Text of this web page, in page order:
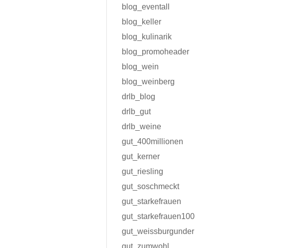
blog_eventall
blog_keller
blog_kulinarik
blog_promoheader
blog_wein
blog_weinberg
drlb_blog
drlb_gut
drlb_weine
gut_400millionen
gut_kerner
gut_riesling
gut_soschmeckt
gut_starkefrauen
gut_starkefrauen100
gut_weissburgunder
gut_zumwohl